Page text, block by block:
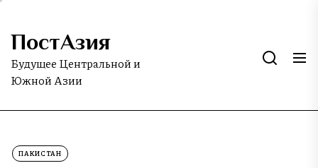
Skip
the
content
ПостАзия
Будущее Центральной и
Южной Азии
ПАКИСТАН